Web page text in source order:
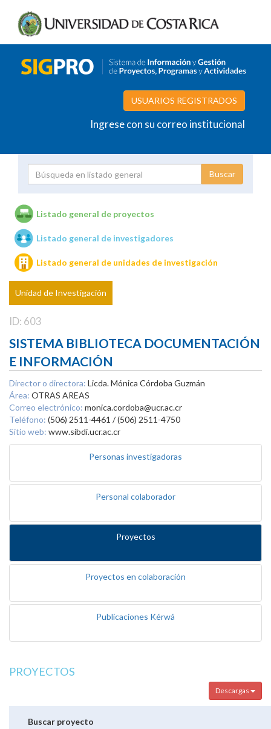
USUARIOS REGISTRADOS
Ingrese con su correo institucional
Unidades de investigación
Listado general de proyectos
Listado general de investigadores
Listado general de unidades de investigación
Unidad de Investigación
ID: 603
SISTEMA BIBLIOTECA DOCUMENTACIÓN
E INFORMACIÓN
Director o directora: Licda. Mónica Córdoba Guzmán
Área: OTRAS AREAS
Correo electrónico: monica.cordoba@ucr.ac.cr
Teléfono: (506) 2511-4461 / (506) 2511-4750
Sitio web: www.sibdi.ucr.ac.cr
Personas investigadoras
Personal colaborador
Proyectos
Proyectos en colaboración
Publicaciones Kérwá
PROYECTOS
Descargas
Buscar proyecto